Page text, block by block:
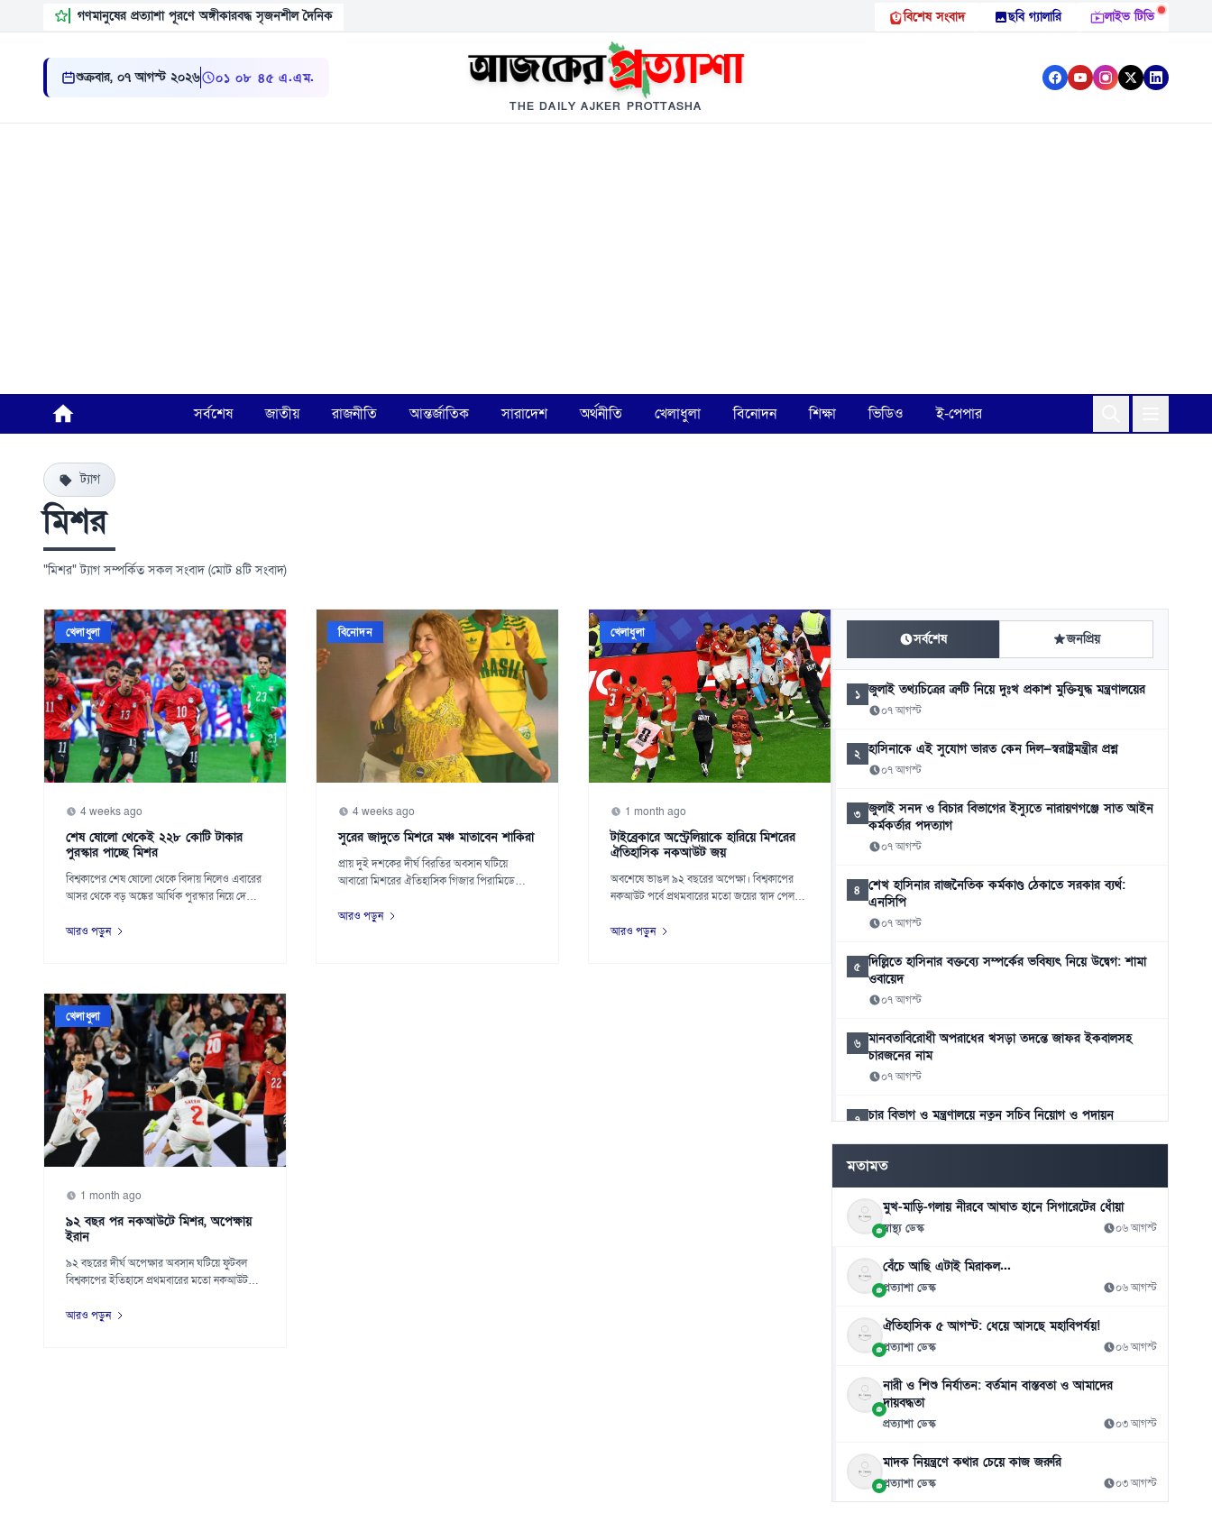
গণমানুষের প্রত্যাশা পূরণে অঙ্গীকারবদ্ধ সৃজনশীল দৈনিক বিশেষ সংবাদ ছবি গ্যালারি লাইভ টিভি
শুক্রবার, ০৭ আগস্ট ২০২৬ ০১:০৮:৪৬ এ.এম.
THE DAILY AJKER PROTTASHA
সর্বশেষ জাতীয় রাজনীতি আন্তর্জাতিক সারাদেশ অর্থনীতি খেলাধুলা বিনোদন শিক্ষা ভিডিও ই-পেপার
ট্যাগ
মিশর
"মিশর" ট্যাগ সম্পর্কিত সকল সংবাদ (মোট ৪টি সংবাদ)
খেলাধুলা
4 weeks ago
শেষ ষোলো থেকেই ২২৮ কোটি টাকার
পুরস্কার পাচ্ছে মিশর
বিশ্বকাপের শেষ ষোলো থেকে বিদায় নিলেও এবারের
আসর থেকে বড় অঙ্কের আর্থিক পুরস্কার নিয়ে দেশে
আরও পড়ুন
বিনোদন
4 weeks ago
সুরের জাদুতে মিশরে মঞ্চ মাতাবেন শাকিরা
প্রায় দুই দশকের দীর্ঘ বিরতির অবসান ঘটিয়ে
আবারো মিশরের ঐতিহাসিক গিজার পিরামিডে
আরও পড়ুন
খেলাধুলা
1 month ago
টাইব্রেকারে অস্ট্রেলিয়াকে হারিয়ে মিশরের
ঐতিহাসিক নকআউট জয়
অবশেষে ভাঙল ৯২ বছরের অপেক্ষা। বিশ্বকাপের
নকআউট পর্বে প্রথমবারের মতো জয়ের স্বাদ পেল
আরও পড়ুন
খেলাধুলা
1 month ago
৯২ বছর পর নকআউটে মিশর, অপেক্ষায়
ইরান
৯২ বছরের দীর্ঘ অপেক্ষার অবসান ঘটিয়ে ফুটবল
বিশ্বকাপের ইতিহাসে প্রথমবারের মতো নকআউট
আরও পড়ুন
সর্বশেষ জনপ্রিয়
১ জুলাই তথ্যচিত্রের ত্রুটি নিয়ে দুঃখ প্রকাশ মুক্তিযুদ্ধ মন্ত্রণালয়ের
০৭ আগস্ট
২ হাসিনাকে এই সুযোগ ভারত কেন দিল—স্বরাষ্ট্রমন্ত্রীর প্রশ্ন
০৭ আগস্ট
৩ জুলাই সনদ ও বিচার বিভাগের ইস্যুতে নারায়ণগঞ্জে সাত আইন
কর্মকর্তার পদত্যাগ
০৭ আগস্ট
৪
শেখ হাসিনার রাজনৈতিক কর্মকাণ্ড ঠেকাতে সরকার ব্যর্থ:
এনসিপি
০৭ আগস্ট
৫ দিল্লিতে হাসিনার বক্তব্যে সম্পর্কের ভবিষ্যৎ নিয়ে উদ্বেগ: শামা
ওবায়েদ
০৭ আগস্ট
৬ মানবতাবিরোধী অপরাধের খসড়া তদন্তে জাফর ইকবালসহ
চারজনের নাম
০৭ আগস্ট
৭ চার বিভাগ ও মন্ত্রণালয়ে নতুন সচিব নিয়োগ ও পদায়ন
স্কুলে ভর্তিতে প্রথম শ্রেণি লটারিতে ও দ্বিতীয় থেকে নবম পর্যন্ত
দিতে হবে পরীক্ষা
০৬ আগস্ট
মতামত
মুখ-মাড়ি-গলায় নীরবে আঘাত হানে সিগারেটের ধোঁয়া
স্বাস্থ্য ডেস্ক ০৬ আগস্ট
বেঁচে আছি এটাই মিরাকল...
প্রত্যাশা ডেস্ক ০৬ আগস্ট
ঐতিহাসিক ৫ আগস্ট: ধেয়ে আসছে মহাবিপর্যয়!
প্রত্যাশা ডেস্ক ০৬ আগস্ট
নারী ও শিশু নির্যাতন: বর্তমান বাস্তবতা ও আমাদের
দায়বদ্ধতা
প্রত্যাশা ডেস্ক ০৩ আগস্ট
মাদক নিয়ন্ত্রণে কথার চেয়ে কাজ জরুরি
প্রত্যাশা ডেস্ক ০৩ আগস্ট